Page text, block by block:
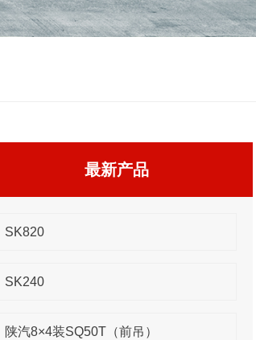
最新产品
SK820
SK240
陕汽8×4装SQ50T（前吊）